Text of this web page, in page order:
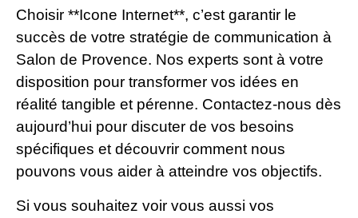
Choisir **Icone Internet**, c’est garantir le
succès de votre stratégie de communication à
Salon de Provence. Nos experts sont à votre
disposition pour transformer vos idées en
réalité tangible et pérenne. Contactez-nous dès
aujourd’hui pour discuter de vos besoins
spécifiques et découvrir comment nous
pouvons vous aider à atteindre vos objectifs.
Si vous souhaitez voir vous aussi vos